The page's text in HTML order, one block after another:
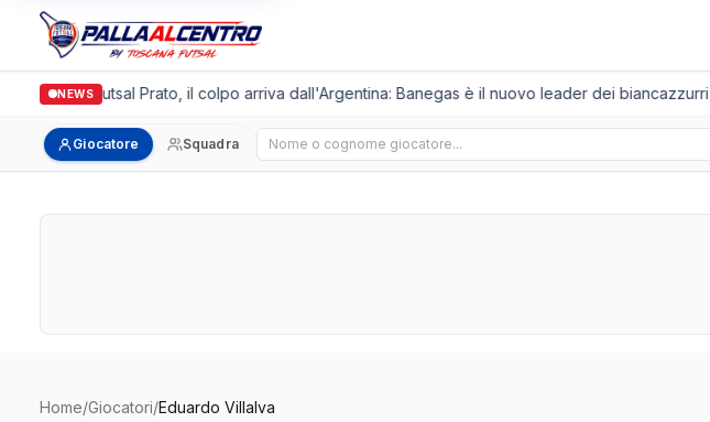
NEWS
Italgronda Futsal Prato, il colpo arriva dall'Argentina: Banegas è il nuovo leader dei biancazzurri•
Giocatore Squadra Cerca giocatore
Home/Giocatori/Eduardo Villalva